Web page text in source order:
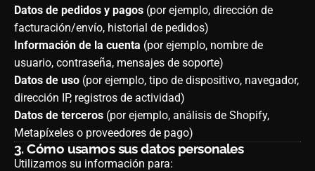
Datos de pedidos y pagos (por ejemplo, dirección de
facturación/envío, historial de pedidos)
Información de la cuenta (por ejemplo, nombre de
usuario, contraseña, mensajes de soporte)
Datos de uso (por ejemplo, tipo de dispositivo, navegador,
dirección IP, registros de actividad)
Datos de terceros (por ejemplo, análisis de Shopify,
Metapíxeles o proveedores de pago)
3.Cómo usamos sus datos personales
Utilizamos su información para: